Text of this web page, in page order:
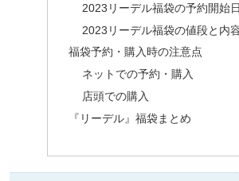
2023リーデル福袋の予約開始
2023リーデル福袋の値段と内
福袋予約・購入時の注意点
ネットでの予約・購入
店頭での購入
『リーデル』福袋まとめ